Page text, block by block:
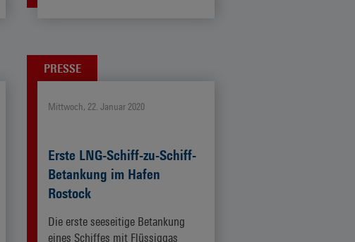
PRESSE
Mittwoch, 22. Januar 2020
Erste LNG-Schiff-zu-Schiff-
Betankung im Hafen
Rostock
Die erste seeseitige Betankung
eines Schiffes mit Flüssiggas